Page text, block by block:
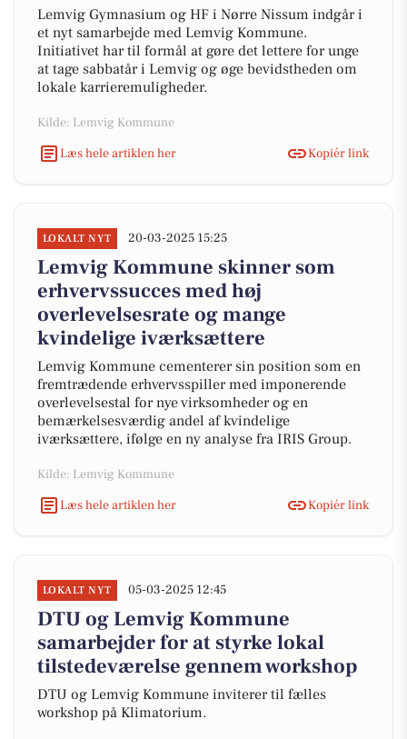
Lemvig Gymnasium og HF i Nørre Nissum indgår i
et nyt samarbejde med Lemvig Kommune.
Initiativet har til formål at gøre det lettere for unge
at tage sabbatår i Lemvig og øge bevidstheden om
lokale karrieremuligheder.
Kilde: Lemvig Kommune
Læs hele artiklen her
Kopiér link
LOKALT NYT 20-03-2025 15:25
Lemvig Kommune skinner som
erhvervssucces med høj
overlevelsesrate og mange
kvindelige iværksættere
Lemvig Kommune cementerer sin position som en
fremtrædende erhvervsspiller med imponerende
overlevelsestal for nye virksomheder og en
bemærkelsesværdig andel af kvindelige
iværksættere, ifølge en ny analyse fra IRIS Group.
Kilde: Lemvig Kommune
Læs hele artiklen her
Kopiér link
LOKALT NYT 05-03-2025 12:45
DTU og Lemvig Kommune
samarbejder for at styrke lokal
tilstedeværelse gennem workshop
DTU og Lemvig Kommune inviterer til fælles
workshop på Klimatorium.